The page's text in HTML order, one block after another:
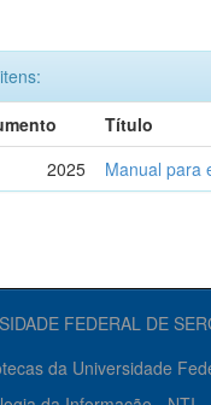
Título
2025
Manual para
FEDERAL DE
da Universidade